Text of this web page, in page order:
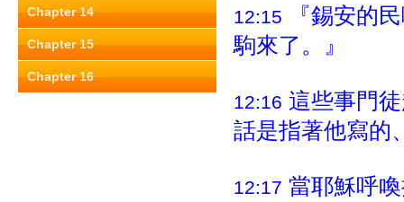
Chapter 14
Chapter 15
Chapter 16
12:15
『錫安的
駒來了。』
12:16 這些事門
話是指著他寫的
12:17 當耶穌呼